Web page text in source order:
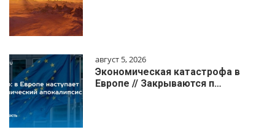
август 5, 2026
Экономическая катастрофа в
Европе // Закрываются п…